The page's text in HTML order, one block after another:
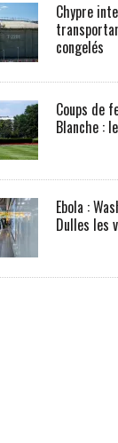
Chypre
congelés
Coups de
Blanche :
Ebola :
Dulles les